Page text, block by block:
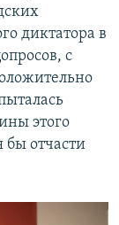
диктатора в
с
этого
бы отчасти